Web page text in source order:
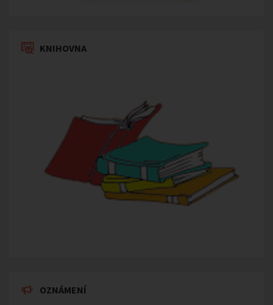
KNIHOVNA
OZNÁMENÍ